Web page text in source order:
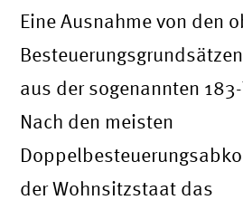
Eine Ausnahme von den
aus der sogenannten
Nach den meisten
der Wohnsitzstaat das